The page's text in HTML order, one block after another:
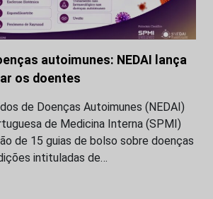
autoimunes: NEDAI lança
os doentes
de Doenças Autoimunes (NEDAI)
de Medicina Interna (SPMI)
de 15 guias de bolso sobre doenças
intituladas de…